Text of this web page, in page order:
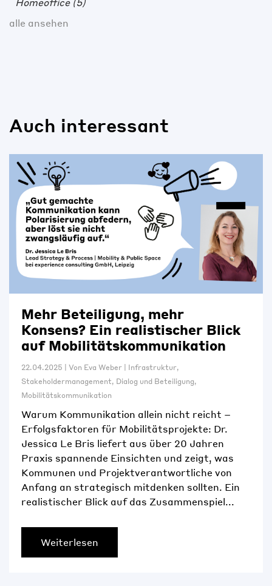
alle ansehen
Auch interessant
Mehr Beteiligung, mehr
Konsens? Ein realistischer Blick
auf Mobilitätskommunikation
22.04.2025 | Von Eva Weber | Infrastruktur,
Stakeholdermanagement, Dialog und Beteiligung,
Mobilitätskommunikation
Warum Kommunikation allein nicht reicht –
Erfolgsfaktoren für Mobilitätsprojekte: Dr.
Jessica Le Bris liefert aus über 20 Jahren
Praxis spannende Einsichten und zeigt, was
Kommunen und Projektverantwortliche von
Anfang an strategisch mitdenken sollten. Ein
realistischer Blick auf das Zusammenspiel...
Weiterlesen